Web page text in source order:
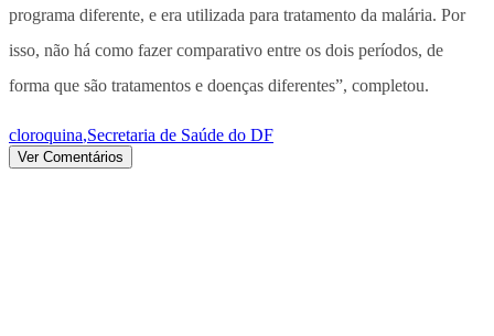
programa diferente, e era utilizada para tratamento da malária. Por
isso, não há como fazer comparativo entre os dois períodos, de
forma que são tratamentos e doenças diferentes”, completou.
cloroquina,Secretaria de Saúde do DF
Ver Comentários